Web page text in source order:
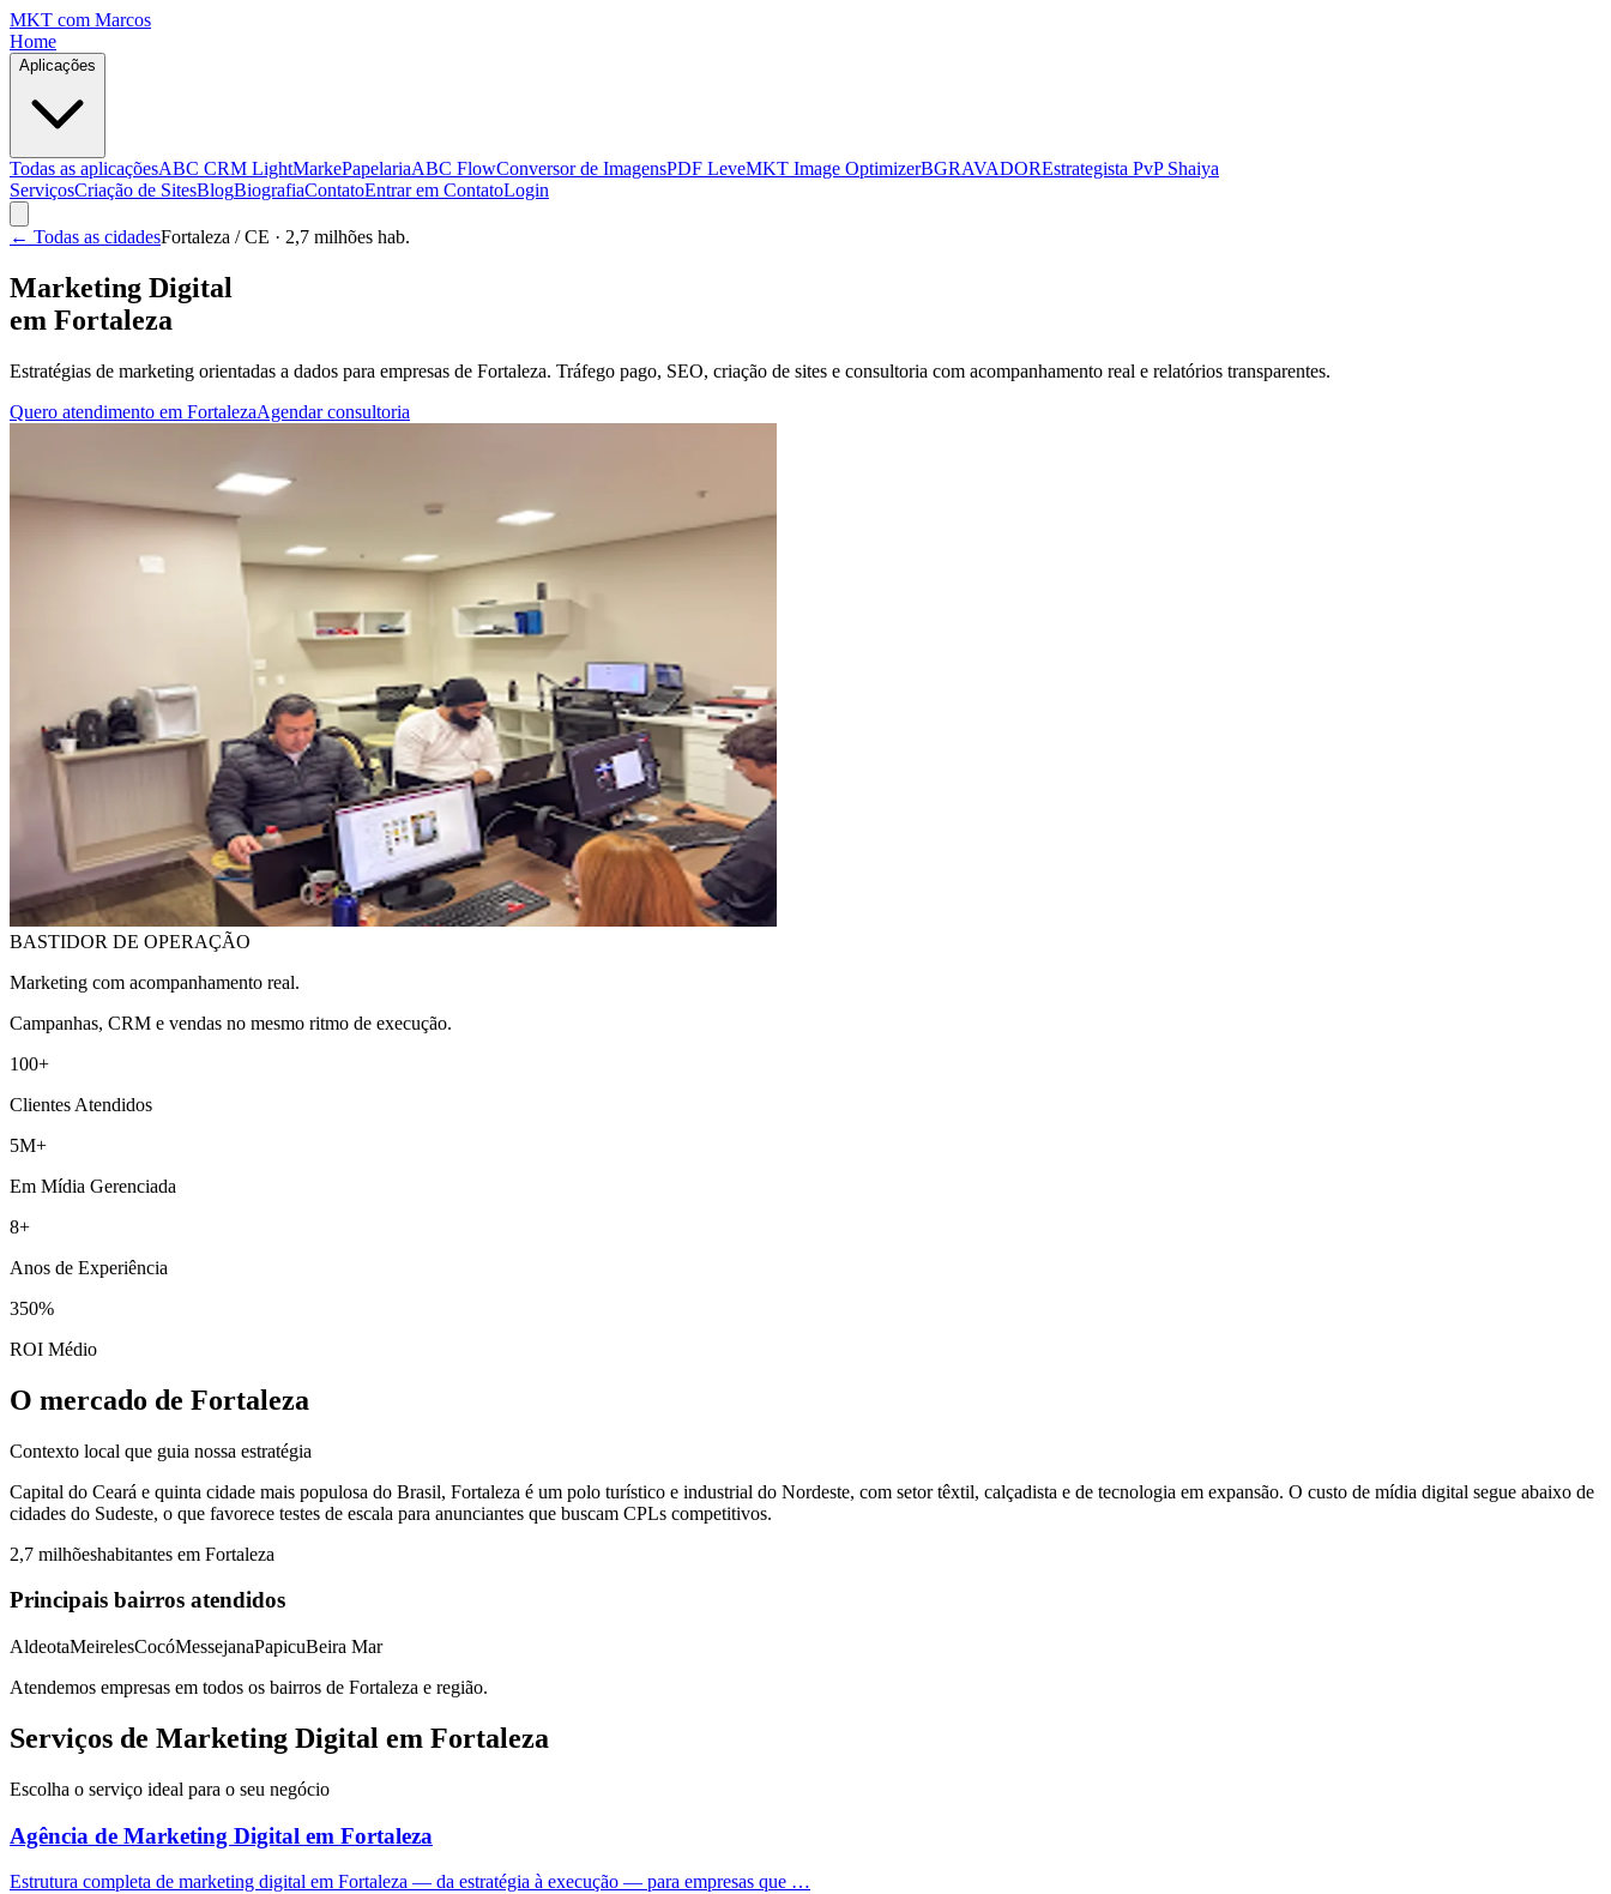
MKT com Marcos
Home
Aplicações
Todas as aplicaçõesABC CRM LightMarkePapelariaABC FlowConversor de ImagensPDF LeveMKT Image OptimizerBGRAVADOREstrategista PvP Shaiya
ServiçosCriação de SitesBlogBiografiaContatoEntrar em ContatoLogin
← Todas as cidadesFortaleza / CE · 2,7 milhões hab.
Marketing Digital
em Fortaleza
Estratégias de marketing orientadas a dados para empresas de Fortaleza. Tráfego pago, SEO, criação de sites e consultoria com acompanhamento real e relatórios transparentes.
Quero atendimento em FortalezaAgendar consultoria
BASTIDOR DE OPERAÇÃO
Marketing com acompanhamento real.
Campanhas, CRM e vendas no mesmo ritmo de execução.
100+
Clientes Atendidos
5M+
Em Mídia Gerenciada
8+
Anos de Experiência
350%
ROI Médio
O mercado de Fortaleza
Contexto local que guia nossa estratégia
Capital do Ceará e quinta cidade mais populosa do Brasil, Fortaleza é um polo turístico e industrial do Nordeste, com setor têxtil, calçadista e de tecnologia em expansão. O custo de mídia digital segue abaixo de
cidades do Sudeste, o que favorece testes de escala para anunciantes que buscam CPLs competitivos.
2,7 milhõeshabitantes em Fortaleza
Principais bairros atendidos
AldeotaMeirelesCocóMessejanaPapicuBeira Mar
Atendemos empresas em todos os bairros de Fortaleza e região.
Serviços de Marketing Digital em Fortaleza
Escolha o serviço ideal para o seu negócio
Agência de Marketing Digital em Fortaleza
Estrutura completa de marketing digital em Fortaleza — da estratégia à execução — para empresas que …